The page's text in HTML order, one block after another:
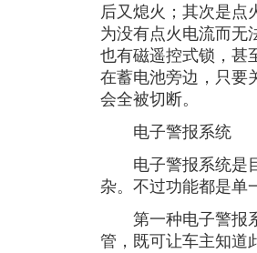
后又熄火；其次是点
为没有点火电流而无
也有磁遥控式锁，甚
在蓄电池旁边，只要
会全被切断。
电子警报系统
电子警报系统是目
杂。不过功能都是单
第一种电子警报系
管，既可让车主知道